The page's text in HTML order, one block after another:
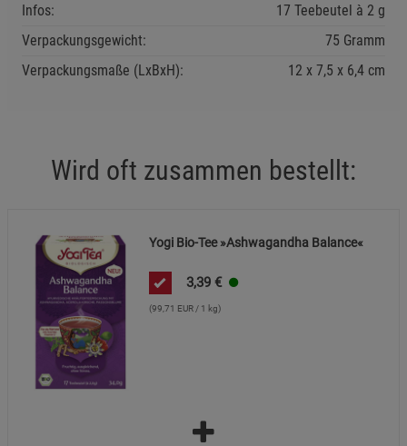
Infos:
17 Teebeutel à 2 g
Verpackungsgewicht:
75 Gramm
Verpackungsmaße (LxBxH):
12 7,5 6,4 cm
Wird oft zusammen bestellt:
Yogi Bio-Tee »Ashwagandha Balance«
3,39 €
(99,71 EUR / 1 kg)
Marketing Cookies (3) Marketing Cookies
Datenschutzerklärung Impressum